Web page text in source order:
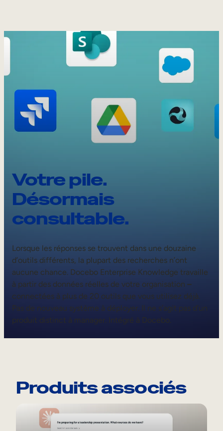
Votre pile.
Désormais
consultable.
Lorsque les réponses se trouvent dans une douzaine
d’outils différents, la plupart des recherches n’ont
aucune chance. Docebo Enterprise Knowledge travaille
à partir des données réelles de votre organisation –
connectées à plus de 20 outils que vous utilisez déjà.
Pas de nouveau système à déployer. Il ne s’agit pas d’un
produit distinct à manager. Intégré à Docebo.
Produits associés
MCP Server